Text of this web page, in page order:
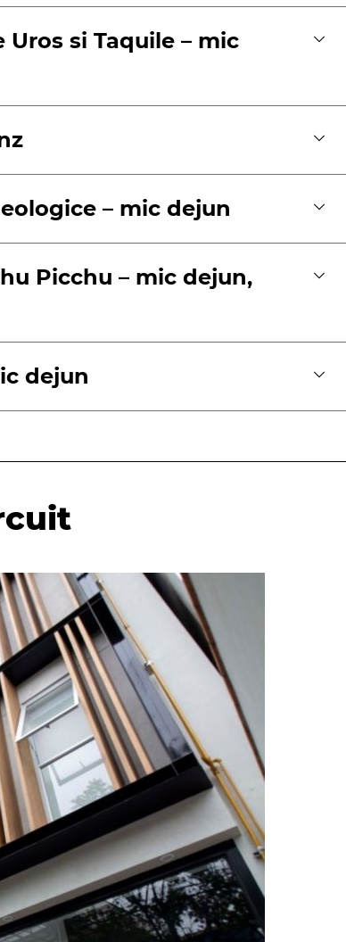
Uros si Taquile – mic
– mic dejun
Picchu – mic dejun,
dejun